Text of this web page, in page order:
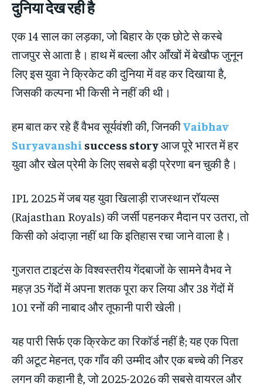
दुनिया देख रही है
एक 14 साल का लड़का, जो बिहार के एक छोटे से कस्बे
ताजपुर से आता है। हाथ में बल्ला और आँखों में बेखौफ जुनून
लिए इस युवा ने क्रिकेट की दुनिया में वह कर दिखाया है,
जिसकी कल्पना भी किसी ने नहीं की थी।
हम बात कर रहे हैं वैभव सूर्यवंशी की, जिनकीVaibhav
Suryavanshi success storyआज पूरे भारत में हर
युवा और खेल प्रेमी के लिए सबसे बड़ी प्रेरणा बन चुकी है।
IPL 2025 में जब यह युवा खिलाड़ी राजस्थान रॉयल्स
(Rajasthan Royals) की जर्सी पहनकर मैदान पर उतरा, तो
किसी को अंदाज़ा नहीं था कि इतिहास रचा जाने वाला है।
गुजरात टाइटंस के विश्वस्तरीय गेंदबाजों के सामने वैभव ने
महज़ 35 गेंदों में अपना शतक पूरा कर लिया और 38 गेंदों में
101 रनों की नाबाद और तूफानी पारी खेली।
यह पारी सिर्फ एक क्रिकेट का रिकॉर्ड नहीं है; यह एक पिता
की अटूट मेहनत, एक गाँव की उम्मीद और एक बच्चे की निडर
लगन की कहानी है, जो 2025-2026 की सबसे वायरल और